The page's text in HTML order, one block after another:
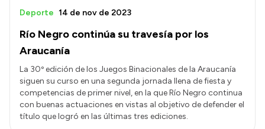
Río Negro continúa su travesía por los
Araucanía
Deporte 14 de nov de 2023
La 30º edición de los Juegos Binacionales de la Araucanía
siguen su curso en una segunda jornada llena de fiesta y
competencias de primer nivel, en la que Río Negro continua
con buenas actuaciones en vistas al objetivo de defender el
título que logró en las últimas tres ediciones.